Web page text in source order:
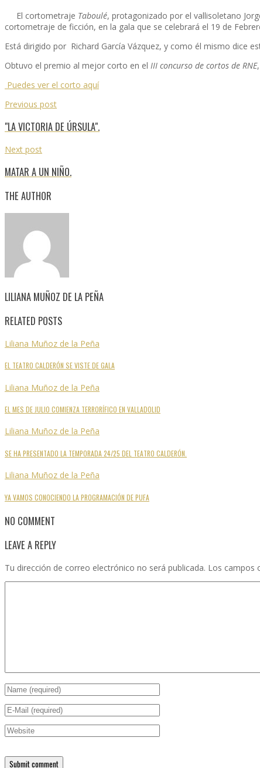
El cortometraje Taboulé, protagonizado por el vallisoletano
cortometraje de ficción, en la gala que se celebrará el 19 de
Está dirigido por Richard García Vázquez, y como él mismo dice
Obtuvo el premio al mejor corto en el III concurso de cortos de RNE
Puedes ver el corto aquí
Previous post
"LA VICTORIA DE ÚRSULA".
Next post
MATAR A UN NIÑO.
THE AUTHOR
LILIANA MUÑOZ DE LA PEÑA
RELATED POSTS
Liliana Muñoz de la Peña
EL TEATRO CALDERÓN SE VISTE DE GALA
Liliana Muñoz de la Peña
EL MES DE JULIO COMIENZA TERRORÍFICO EN VALLADOLID
Liliana Muñoz de la Peña
SE HA PRESENTADO LA TEMPORADA 24/25 DEL TEATRO CALDERÓN.
Liliana Muñoz de la Peña
YA VAMOS CONOCIENDO LA PROGRAMACIÓN DE PUFA
NO COMMENT
LEAVE A REPLY
Tu dirección de correo electrónico no será publicada. Los campos